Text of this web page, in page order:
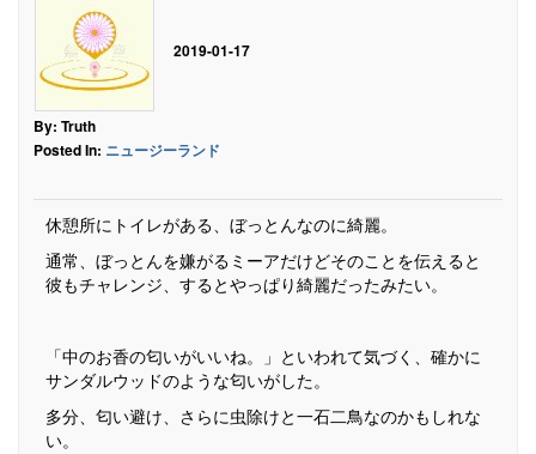
2019-01-17
By: Truth
Posted In: ニュージーランド
休憩所にトイレがある、ぼっとんなのに綺麗。
通常、ぼっとんを嫌がるミーアだけどそのことを伝えると
彼もチャレンジ、するとやっぱり綺麗だったみたい。
「中のお香の匂いがいいね。」といわれて気づく、確かに
サンダルウッドのような匂いがした。
多分、匂い避け、さらに虫除けと一石二鳥なのかもしれな
い。